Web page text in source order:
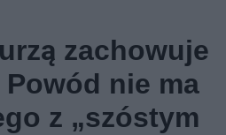
zachowuje
nie ma
z „szóstym